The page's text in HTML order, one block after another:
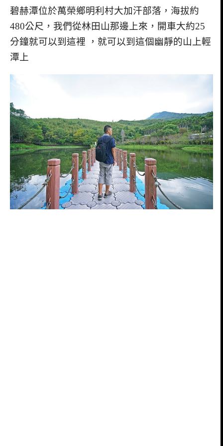
碧赫潭位於萬榮鄉明利村大加汗部落，海拔約
480公尺，我們從林田山那邊上來，開車大約25
分鐘就可以到這裡
，就可以到這個幽靜的山上輕
潭上